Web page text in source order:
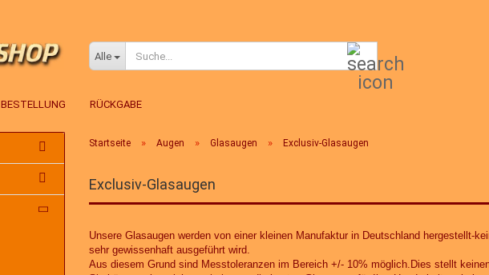
Alle
BESTELLUNG RÜCKGABE
Startseite » Augen » Glasaugen » Exclusiv-Glasaugen
Exclusiv-Glasaugen
Unsere Glasaugen werden von einer kleinen Manufaktur in Deutschland hergestellt-
sehr gewissenhaft ausgeführt wird.
Aus diesem Grund sind Messtoleranzen im Bereich +/- 10% möglich.Dies stellt